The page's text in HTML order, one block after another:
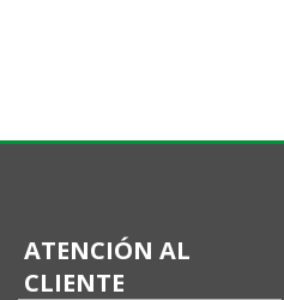
ATENCIÓN AL
CLIENTE